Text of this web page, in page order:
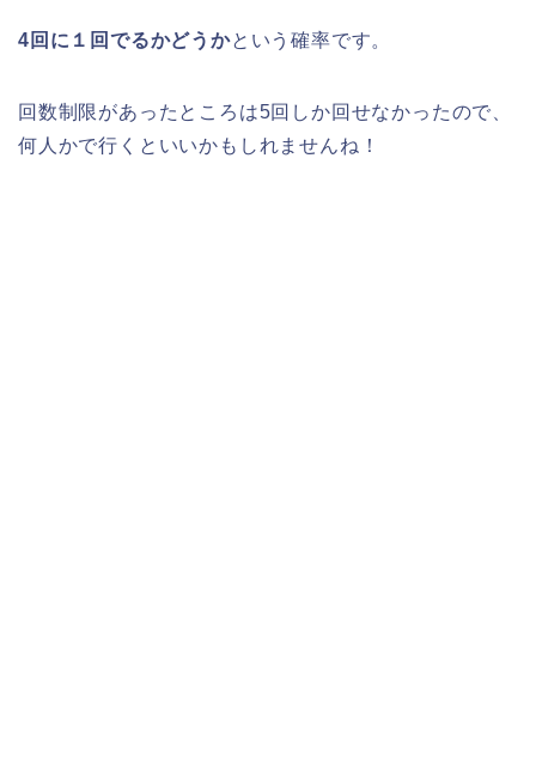
4回に１回でるかどうかという確率です。
回数制限があったところは5回しか回せなかったので、
何人かで行くといいかもしれませんね！